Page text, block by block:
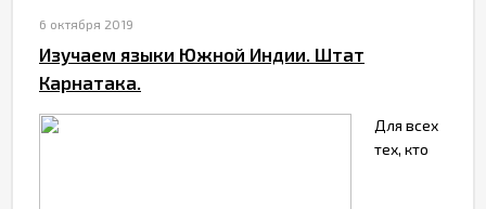
Календарь
6 октября 2019
Изучаем языки Южной Индии. Штат
Карнатака.
Для всех
тех, кто